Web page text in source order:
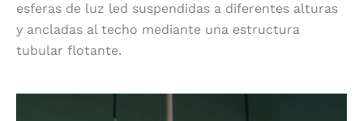
esferas de luz led suspendidas a diferentes alturas
y ancladas al techo mediante una estructura
tubular flotante.